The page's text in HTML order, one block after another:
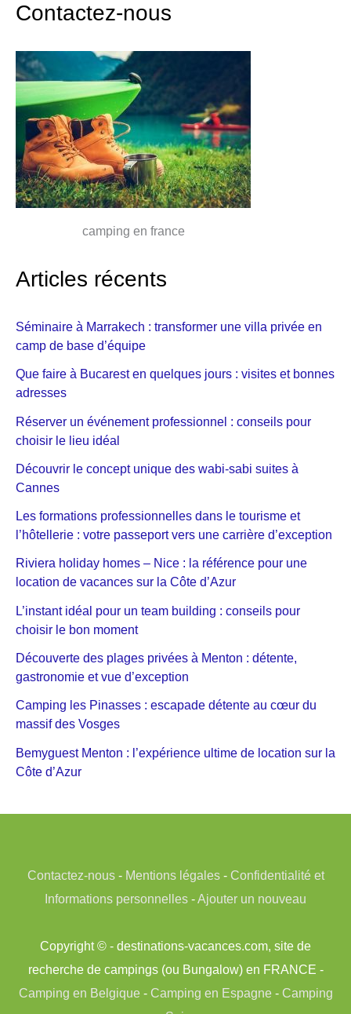
Contactez-nous
camping en france
Articles récents
Séminaire à Marrakech : transformer une villa privée en
camp de base d’équipe
Que faire à Bucarest en quelques jours : visites et bonnes
adresses
Réserver un événement professionnel : conseils pour
choisir le lieu idéal
Découvrir le concept unique des wabi-sabi suites à
Cannes
Les formations professionnelles dans le tourisme et
l’hôtellerie : votre passeport vers une carrière d’exception
Riviera holiday homes – Nice : la référence pour une
location de vacances sur la Côte d’Azur
L’instant idéal pour un team building : conseils pour
choisir le bon moment
Découverte des plages privées à Menton : détente,
gastronomie et vue d’exception
Camping les Pinasses : escapade détente au cœur du
massif des Vosges
Bemyguest Menton : l’expérience ultime de location sur la
Côte d’Azur
Contactez-nous- Mentions légales- Confidentialité et
Informations personnelles - Ajouter un nouveau
Copyright © - destinations-vacances.com, site de
recherche de campings (ou Bungalow) en FRANCE -
Camping en Belgique- Camping en Espagne- Camping